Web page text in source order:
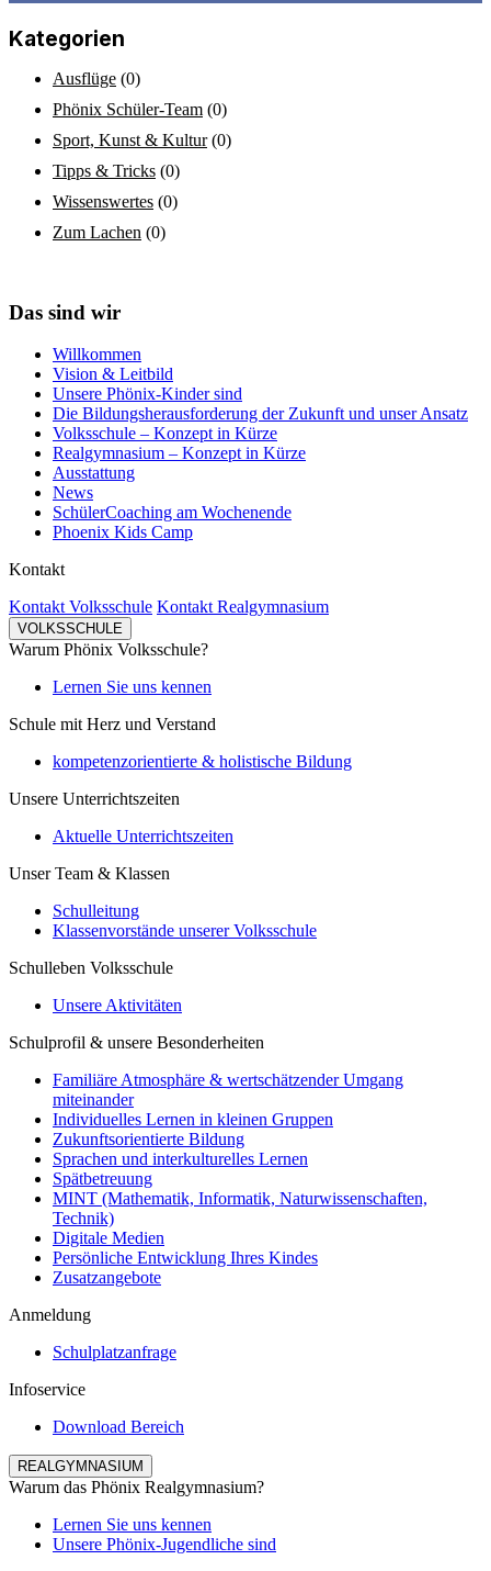
Kategorien
Ausflüge (0)
Phönix Schüler-Team (0)
Sport, Kunst & Kultur(0)
Tipps & Tricks (0)
Wissenswertes (0)
Zum Lachen (0)
Das sind wir
Willkommen
Vision & Leitbild
Unsere Phönix-Kinder sind
Die Bildungsherausforderung der Zukunft und unser Ansatz
Volksschule – Konzept in Kürze
Realgymnasium – Konzept in Kürze
Ausstattung
News
SchülerCoaching am Wochenende
Phoenix Kids Camp
Kontakt
Kontakt Volksschule Kontakt Realgymnasium
VOLKSSCHULE
Warum Phönix Volksschule?
Lernen Sie uns kennen
Schule mit Herz und Verstand
kompetenzorientierte & holistische Bildung
Unsere Unterrichtszeiten
Aktuelle Unterrichtszeiten
Unser Team & Klassen
Schulleitung
Klassenvorstände unserer Volksschule
Schulleben Volksschule
Unsere Aktivitäten
Schulprofil & unsere Besonderheiten
Familiäre Atmosphäre & wertschätzender Umgang
miteinander
Individuelles Lernen in kleinen Gruppen
Zukunftsorientierte Bildung
Sprachen und interkulturelles Lernen
Spätbetreuung
MINT (Mathematik, Informatik, Naturwissenschaften,
Technik)
Digitale Medien
Persönliche Entwicklung Ihres Kindes
Zusatzangebote
Anmeldung
Schulplatzanfrage
Infoservice
Download Bereich
REALGYMNASIUM
Warum das Phönix Realgymnasium?
Lernen Sie uns kennen
Unsere Phönix-Jugendliche sind